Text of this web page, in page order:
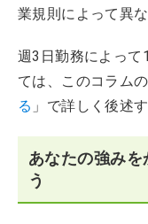
業規則によって異な
週3日勤務によって
ては、このコラムの
る 」で詳しく後述
あなたの強み
う